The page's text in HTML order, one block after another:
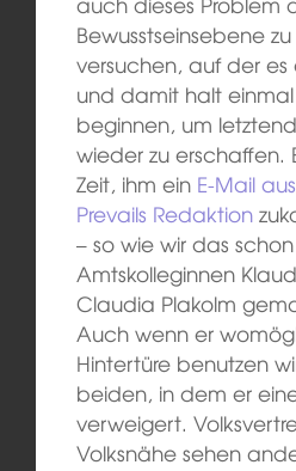
Bewusstseinsebene
versuchen, auf der
und damit halt
beginnen, um
wieder zu erschaffen.
Zeit, ihm ein E-Mail
Prevails Redaktion
– so wie wir das
Amtskolleginnen
Claudia Plakolm
Auch wenn er
Hintertüre benutzen
beiden, in dem er
verweigert.
Volksnähe sehen